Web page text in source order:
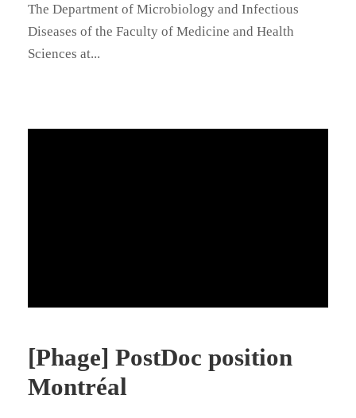
The Department of Microbiology and Infectious
Diseases of the Faculty of Medicine and Health
Sciences at...
[Phage] PostDoc position
Montréal